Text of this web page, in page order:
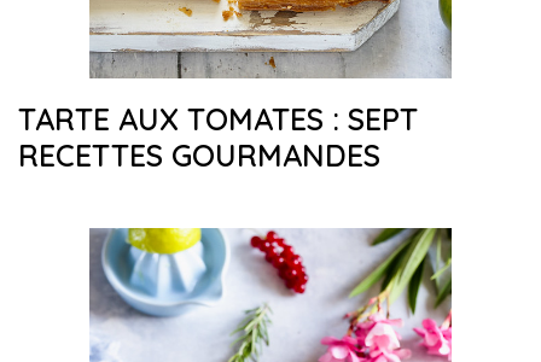
TARTE AUX TOMATES : SEPT
RECETTES GOURMANDES